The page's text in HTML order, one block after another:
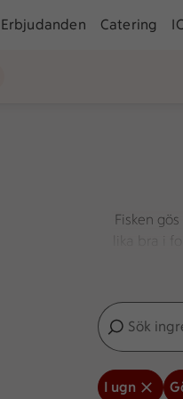
Erbjudanden Catering
Fisken
lika bra i
olika
Sök
Inga förslag
I ugn